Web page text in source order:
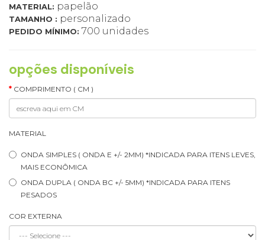
MATERIAL: papelão
TAMANHO : personalizado
PEDIDO MÍNIMO: 700 unidades
opções disponíveis
COMPRIMENTO ( CM )
MATERIAL
ONDA SIMPLES ( ONDA E +/- 2MM) *INDICADA PARA ITENS LEVES,
MAIS ECONÔMICA
ONDA DUPLA ( ONDA BC +/- 5MM) *INDICADA PARA ITENS
PESADOS
COR EXTERNA